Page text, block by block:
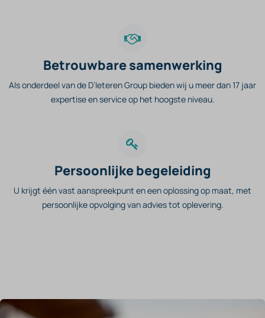
Betrouwbare samenwerking
Als onderdeel van de D’Ieteren Group bieden wij u meer dan 17 jaar
expertise en service op het hoogste niveau.
Persoonlijke begeleiding
U krijgt één vast aanspreekpunt en een oplossing op maat, met
persoonlijke opvolging van advies tot oplevering.